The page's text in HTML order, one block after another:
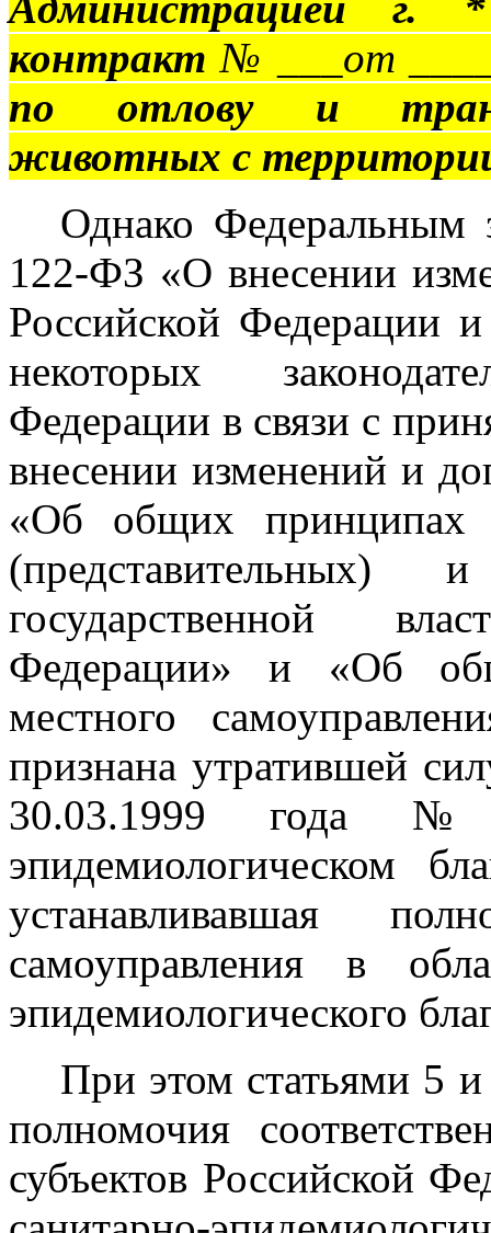
контракт № ___от
по отлову и
животных с
Однако Федеральным
122-ФЗ «О внесении
Российской Федерации
некоторых
Федерации в связи с
внесении изменений и
«Об общих принципах
(представительных)
государственной
Федерации» и «Об
местного
признана утратившей
30.03.1999 года
эпидемиологическом
устанавливавшая
самоуправления в
эпидемиологического
При этом статьями 5
полномочия
субъектов Российской